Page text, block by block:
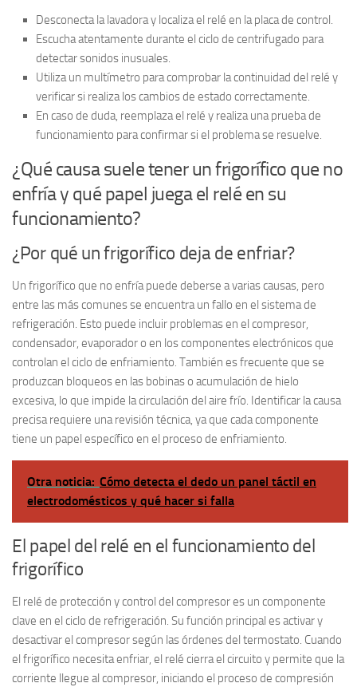
Desconecta la lavadora y localiza el relé en la placa de control.
Escucha atentamente durante el ciclo de centrifugado para
detectar sonidos inusuales.
Utiliza un multímetro para comprobar la continuidad del relé y
verificar si realiza los cambios de estado correctamente.
En caso de duda, reemplaza el relé y realiza una prueba de
funcionamiento para confirmar si el problema se resuelve.
¿Qué causa suele tener un frigorífico que no
enfría y qué papel juega el relé en su
funcionamiento?
¿Por qué un frigorífico deja de enfriar?
Un frigorífico que no enfría puede deberse a varias causas, pero
entre las más comunes se encuentra un fallo en el sistema de
refrigeración. Esto puede incluir problemas en el compresor,
condensador, evaporador o en los componentes electrónicos que
controlan el ciclo de enfriamiento. También es frecuente que se
produzcan bloqueos en las bobinas o acumulación de hielo
excesiva, lo que impide la circulación del aire frío. Identificar la causa
precisa requiere una revisión técnica, ya que cada componente
tiene un papel específico en el proceso de enfriamiento.
Otra noticia: Cómo detecta el dedo un panel táctil en
electrodomésticos y qué hacer si falla
El papel del relé en el funcionamiento del
frigorífico
El relé de protección y control del compresor es un componente
clave en el ciclo de refrigeración. Su función principal esactivar y
desactivar el compresor según las órdenes del termostato. Cuando
el frigorífico necesita enfriar, el relé cierra el circuito y permite que la
corriente llegue al compresor, iniciando el proceso de compresión